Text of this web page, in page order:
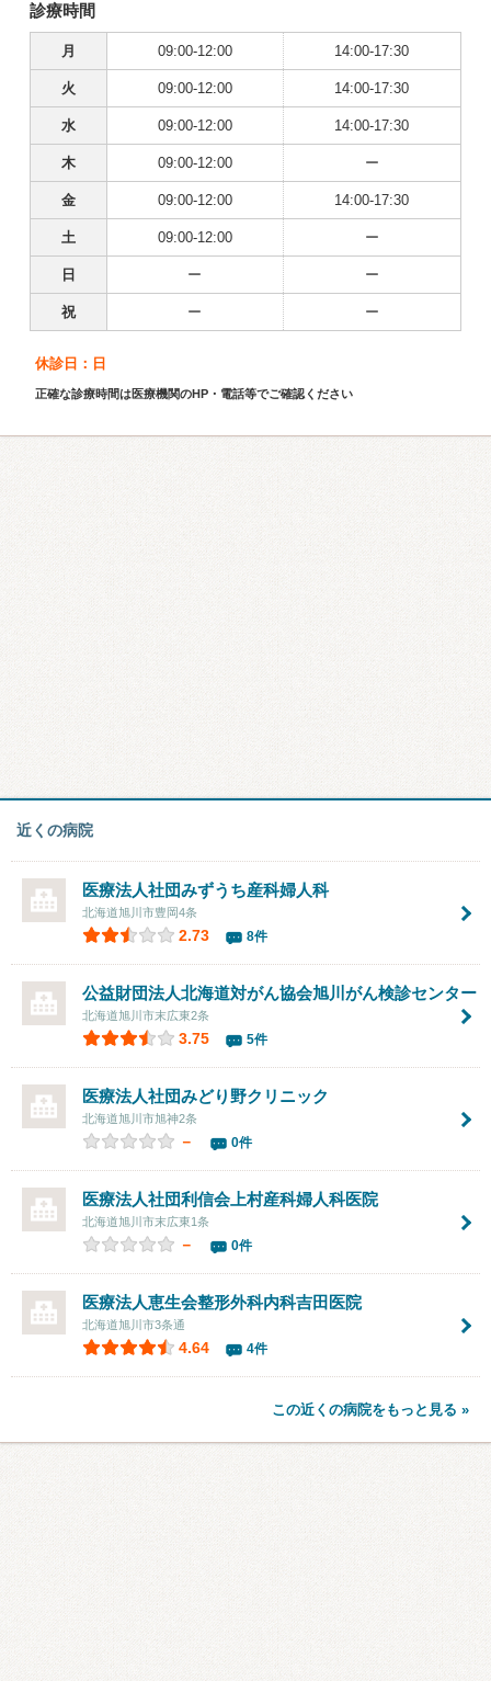
診療時間
月 09:00-12:00 14:00-17:30
火 09:00-12:00 14:00-17:30
水 09:00-12:00 14:00-17:30
木 09:00-12:00 ー
金 09:00-12:00 14:00-17:30
土 09:00-12:00 ー
日 ー ー
祝 ー ー
休診日：日
正確な診療時間は医療機関のHP・電話等でご確認ください
近くの病院
医療法人社団みずうち産科婦人科
北海道旭川市豊岡4条
2.73 8件
公益財団法人北海道対がん協会旭川がん検診センター
北海道旭川市末広東2条
3.75 5件
医療法人社団みどり野クリニック
北海道旭川市旭神2条
－ 0件
医療法人社団利信会上村産科婦人科医院
北海道旭川市末広東1条
－ 0件
医療法人恵生会整形外科内科吉田医院
北海道旭川市3条通
4.64 4件
この近くの病院をもっと見る »